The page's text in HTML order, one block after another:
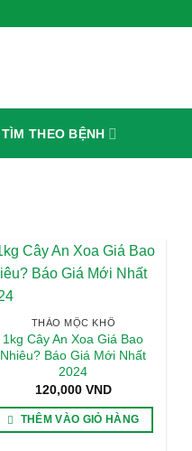
TÌM THEO BỆNH
THẢO MỘC KHÔ
1kg Cây An Xoa Giá Bao
Nhiêu? Báo Giá Mới Nhất
2024
120,000 VND
THÊM VÀO GIỎ HÀNG